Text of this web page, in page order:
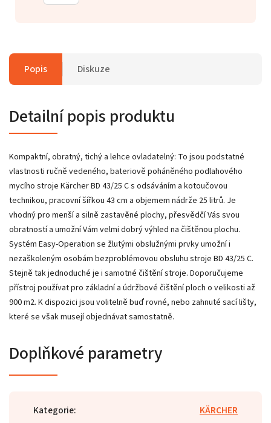
Popis Diskuze
Detailní popis produktu
Kompaktní, obratný, tichý a lehce ovladatelný: To jsou podstatné
vlastnosti ručně vedeného, bateriově poháněného podlahového
mycího stroje Kärcher BD 43/25 C s odsáváním a kotoučovou
technikou, pracovní šířkou 43 cm a objemem nádrže 25 litrů. Je
vhodný pro menší a silně zastavěné plochy, přesvědčí Vás svou
obratností a umožní Vám velmi dobrý výhled na čištěnou plochu.
Systém Easy-Operation se žlutými obslužnými prvky umožní i
nezaškoleným osobám bezproblémovou obsluhu stroje BD 43/25 C.
Stejně tak jednoduché je i samotné čištění stroje. Doporučujeme
přístroj používat pro základní a údržbové čištění ploch o velikosti až
900 m2. K dispozici jsou volitelně buď rovné, nebo zahnuté sací lišty,
které se však musejí objednávat samostatně.
Doplňkové parametry
Kategorie:
KÄRCHER